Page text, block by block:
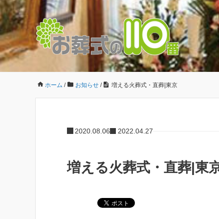
ホーム / お知らせ / 増える火葬式・直葬|東京
2020.08.06 2022.04.27
増える火葬式・直葬|東